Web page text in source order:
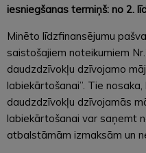
iesniegšanas termiņš: no 2.
Minēto līdzfinansējumu
saistošajiem noteikumiem
daudzdzīvokļu dzīvojamo
labiekārtošanai”. Tie
daudz­dzīvokļu dzīvojamās
labiekārtošanai var saņemt
atbalstāmām izmaksām un